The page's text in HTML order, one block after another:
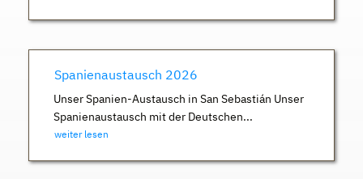
Spanienaustausch 2026
Unser Spanien-Austausch in San Sebastián Unser
Spanienaustausch mit der Deutschen...
weiter lesen